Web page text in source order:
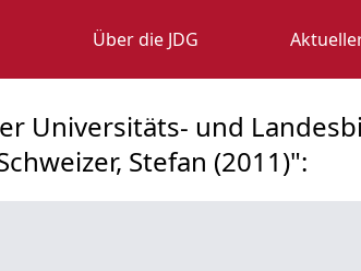
Über die JDG
Universitäts- und
Stefan (2011)":